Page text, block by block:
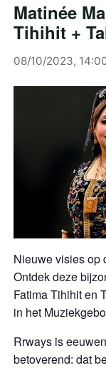
Matinée
Tihihit +
08/10/2023,
Nieuwe visies op
Ontdek deze
Fatima Tihihit en
in het
Rrways is
betoverend: dat